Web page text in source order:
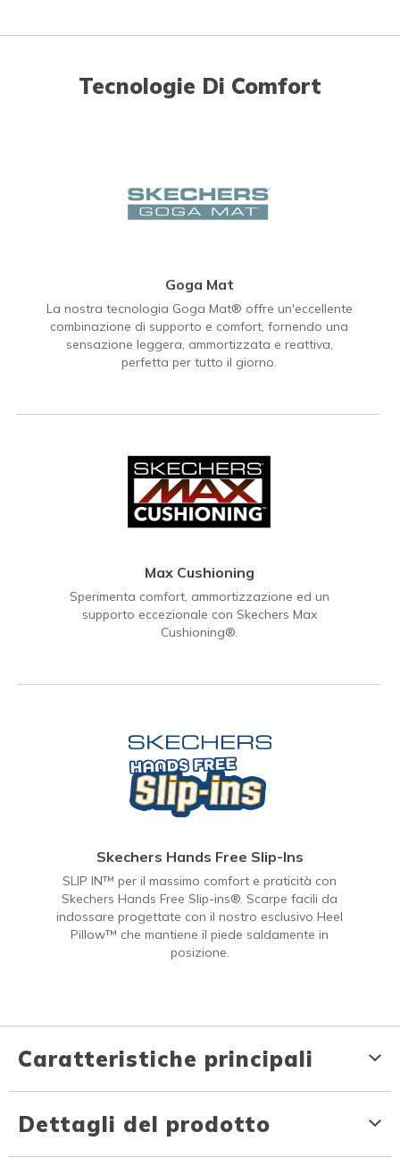
Tecnologie Di Comfort
Goga Mat
La nostra tecnologia Goga Mat® offre un'eccellente
combinazione di supporto e comfort, fornendo una
sensazione leggera, ammortizzata e reattiva,
perfetta per tutto il giorno.
Max Cushioning
Sperimenta comfort, ammortizzazione ed un
supporto eccezionale con Skechers Max
Cushioning®.
Skechers Hands Free Slip-Ins
SLIP IN™ per il massimo comfort e praticità con
Skechers Hands Free Slip-ins®. Scarpe facili da
indossare progettate con il nostro esclusivo Heel
Pillow™ che mantiene il piede saldamente in
posizione.
Caratteristiche principali
Dettagli del prodotto